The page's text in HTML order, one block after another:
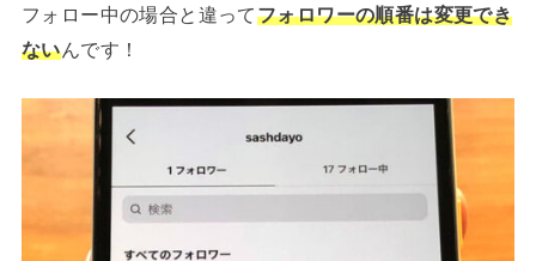
フォロー中の場合と違ってフォロワーの順番は変更でき
ないんです！